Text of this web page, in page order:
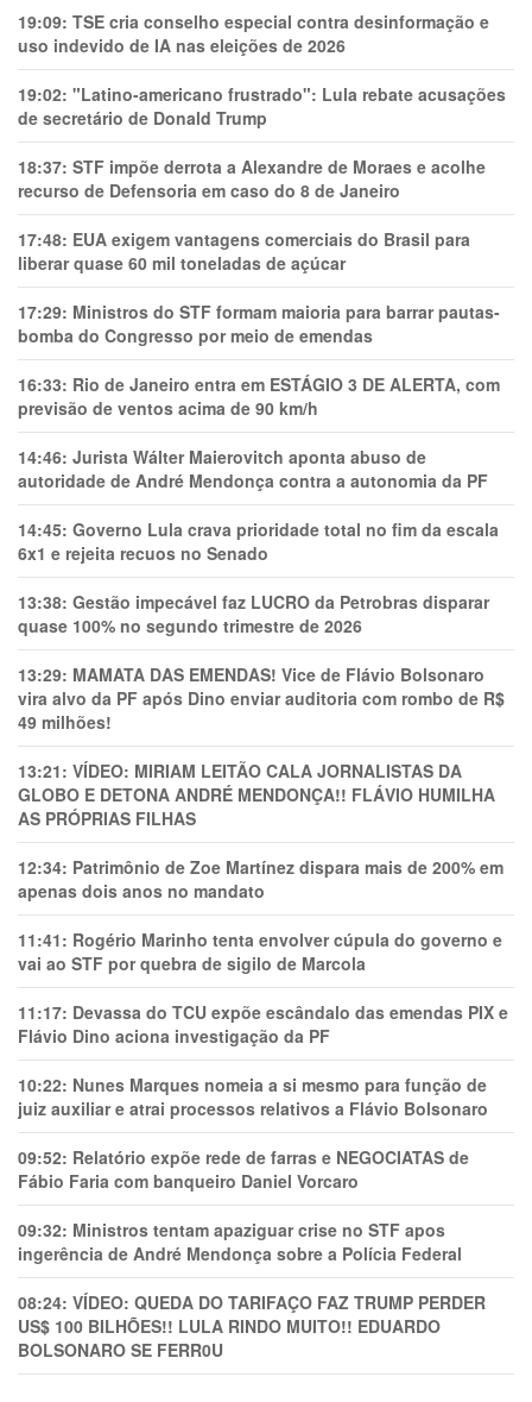
19:09: TSE cria conselho especial contra desinformação e
uso indevido de IA nas eleições de 2026
19:02: "Latino-americano frustrado": Lula rebate acusações
de secretário de Donald Trump
18:37: STF impõe derrota a Alexandre de Moraes e acolhe
recurso de Defensoria em caso do 8 de Janeiro
17:48: EUA exigem vantagens comerciais do Brasil para
liberar quase 60 mil toneladas de açúcar
17:29: Ministros do STF formam maioria para barrar pautas-
bomba do Congresso por meio de emendas
16:33: Rio de Janeiro entra em ESTÁGIO 3 DE ALERTA, com
previsão de ventos acima de 90 km/h
14:46: Jurista Wálter Maierovitch aponta abuso de
autoridade de André Mendonça contra a autonomia da PF
14:45: Governo Lula crava prioridade total no fim da escala
6x1 e rejeita recuos no Senado
13:38: Gestão impecável faz LUCRO da Petrobras disparar
quase 100% no segundo trimestre de 2026
13:29: MAMATA DAS EMENDAS! Vice de Flávio Bolsonaro
vira alvo da PF após Dino enviar auditoria com rombo de R$
49 milhões!
13:21: VÍDEO: MIRIAM LEITÃO CALA JORNALISTAS DA
GLOBO E DETONA ANDRÉ MENDONÇA!! FLÁVIO HUMILHA
AS PRÓPRIAS FILHAS
12:34: Patrimônio de Zoe Martínez dispara mais de 200% em
apenas dois anos no mandato
11:41: Rogério Marinho tenta envolver cúpula do governo e
vai ao STF por quebra de sigilo de Marcola
11:17: Devassa do TCU expõe escândalo das emendas PIX e
Flávio Dino aciona investigação da PF
10:22: Nunes Marques nomeia a si mesmo para função de
juiz auxiliar e atrai processos relativos a Flávio Bolsonaro
09:52: Relatório expõe rede de farras e NEGOCIATAS de
Fábio Faria com banqueiro Daniel Vorcaro
09:32: Ministros tentam apaziguar crise no STF apos
ingerência de André Mendonça sobre a Polícia Federal
08:24: VÍDEO: QUEDA DO TARIFAÇO FAZ TRUMP PERDER
US$ 100 BILHÕES!! LULA RINDO MUITO!! EDUARDO
BOLSONARO SE FERR0U